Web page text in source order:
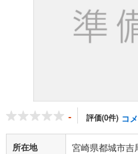
- 評価(0件) コ
所在地 宮崎県都城市吉